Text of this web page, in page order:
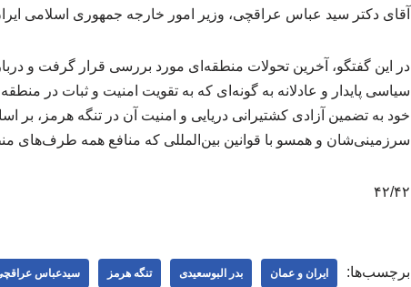
آقای دکتر سید عباس عراقچی، وزیر امور خارجه جمهوری اسلامی
در این گفتگو، آخرین تحولات منطقه‌ای مورد بررسی قرار گرفت و
سیاسی پایدار و عادلانه به گونه‌ای که به تقویت امنیت و ثبات در
خود به تضمین آزادی کشتیرانی دریایی و امنیت آن در تنگه هرمز،
سرزمینی‌شان و همسو با قوانین بین‌المللی که منافع همه طرف‌های
۴۲/۴۲
برچسب‌ها: ایران و عمان بدر البوسعیدی تنگه هرمز سیدعباس